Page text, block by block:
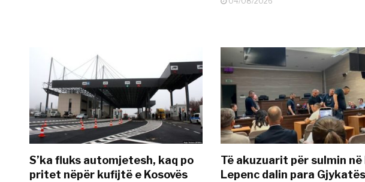
S’ka fluks automjetesh, kaq po
pritet nëpër kufijtë e Kosovës
Të akuzuarit për sulmin në
Lepenc dalin para